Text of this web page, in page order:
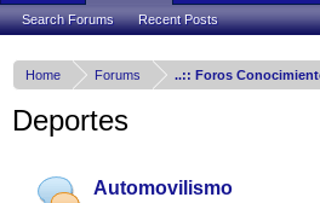
Home Forums
Deportes
Automovilismo
Search Forums Recent Posts